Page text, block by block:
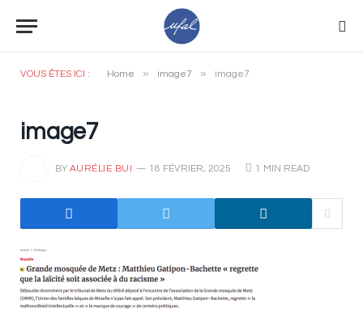
VOUS ÊTES ICI : Home » image7 » image7
image7
BY AURÉLIE BUI 18 FÉVRIER, 2025 1 MIN READ